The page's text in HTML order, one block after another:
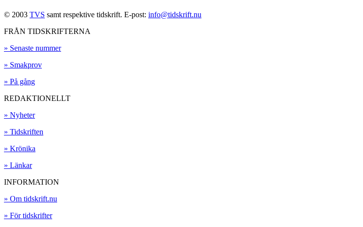
© 2003 TVS samt respektive tidskrift. E-post: info@tidskrift.nu
FRÅN TIDSKRIFTERNA
» Senaste nummer
» Smakprov
» På gång
REDAKTIONELLT
» Nyheter
» Tidskriften
» Krönika
» Länkar
INFORMATION
» Om tidskrift.nu
» För tidskrifter